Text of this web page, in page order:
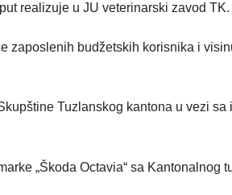
realizuje u JU veterinarski zavod TK.
zaposlenih budžetskih korisnika i
Tuzlanskog kantona u vezi sa
„Škoda Octavia“ sa Kantonalnog